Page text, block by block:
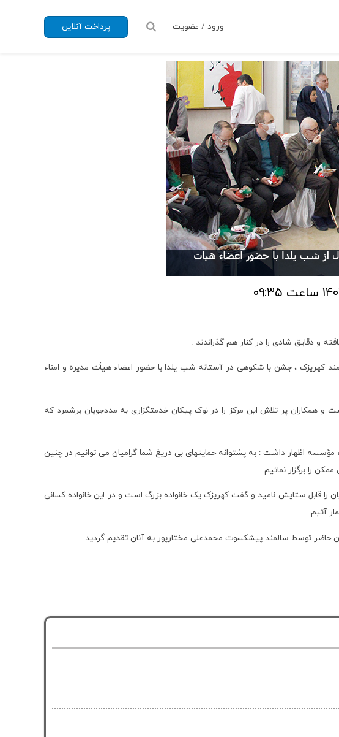
پرداخت آنلاین ورود / عضویت
و دقایق شادی را در کنار هم گذراندند .
کهریزک ، جشن با شکوهی در آستانه شب یلدا با حضور اعضاء هیأت مدیره و امناء
همکاران پر تلاش این مرکز را در نوک پیکان خدمتگزاری به مددجویان برشمرد که
اظهار داشت : به پشتوانه حمایتهای بی دریغ شما گرامیان می توانیم در چنین
را برگزار نمائیم .
قابل ستایش نامید و گفت کهریزک یک خانواده بزرگ است و در این خانواده کسانی
آئیم .
حاضر توسط سالمند پیشکسوت محمدعلی مختارپور به آنان تقدیم گردید .